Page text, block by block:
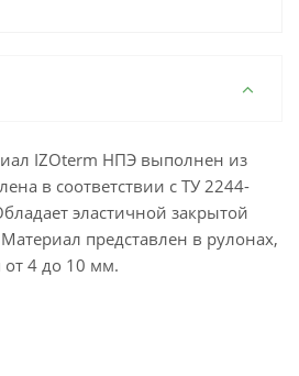
IZOterm НПЭ выполнен из
в соответствии с ТУ 2244-
эластичной закрытой
представлен в рулонах,
от 4 до 10 мм.